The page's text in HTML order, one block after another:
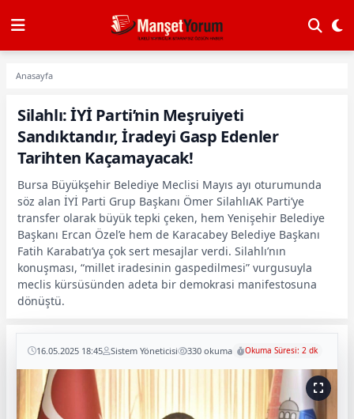
Anasayfa
Silahlı: İYİ Parti’nin Meşruiyeti
Sandıktandır, İradeyi Gasp Edenler
Tarihten Kaçamayacak!
Bursa Büyükşehir Belediye Meclisi Mayıs ayı oturumunda
söz alan İYİ Parti Grup Başkanı Ömer SilahlıAK Parti’ye
transfer olarak büyük tepki çeken, hem Yenişehir Belediye
Başkanı Ercan Özel’e hem de Karacabey Belediye Başkanı
Fatih Karabatı’ya çok sert mesajlar verdi. Silahlı’nın
konuşması, “millet iradesinin gaspedilmesi” vurgusuyla
meclis kürsüsünden adeta bir demokrasi manifestosuna
dönüştü.
16.05.2025 18:45 Sistem Yöneticisi 330 okuma Okuma Süresi: 2 dk